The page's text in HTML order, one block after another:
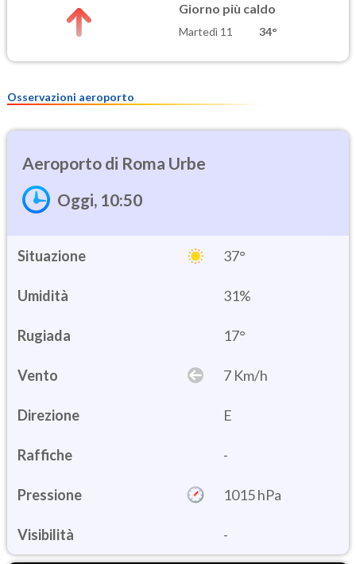
Giorno più caldo
Martedì 11 34°
Osservazioni aeroporto
Roma Urbe
Oggi, 10:50
Situazione 37°
Umidità 31%
17°
Vento 7 Km/h
Direzione E
Raffiche -
Pressione 1015 hPa
Visibilità -